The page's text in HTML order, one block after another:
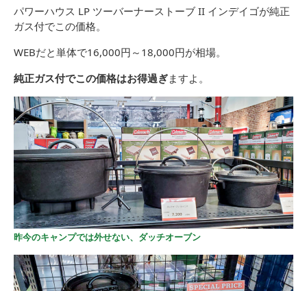
パワーハウス LP ツーバーナーストーブ II インデイゴが純正
ガス付でこの価格。
WEBだと単体で16,000円～18,000円が相場。
純正ガス付でこの価格はお得過ぎますよ。
昨今のキャンプでは外せない、ダッチオーブン